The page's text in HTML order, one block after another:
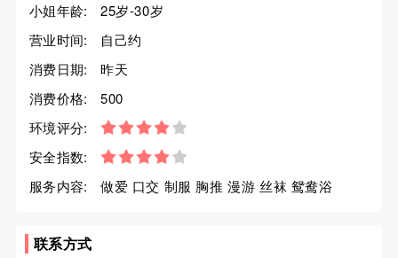
小姐年龄:
25岁-30岁
营业时间:
自己约
消费日期:
昨天
消费价格:
500
环境评分:
安全指数:
服务内容:
做爱 口交 制服 胸推 漫游 丝袜 鸳鸯浴
联系方式